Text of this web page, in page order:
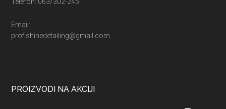
Telefon: 063/302-245
Email:
profishinedetailing@gmail.com
PROIZVODI NA AKCIJI